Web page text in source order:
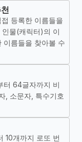
등록한 이름들을
물(캐릭터)의 이
이름들을 찾아볼 수
터 64글자까지 비
, 소문자, 특수기호
10개까지 로또 번